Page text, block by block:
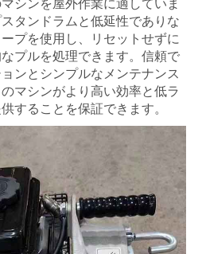
シンを屋外作業に適していま
タンドラムと低延性でありな
プを使用し、リセットせずに
プルを処理できます。信頼で
ンとシンプルなメンテナンス
マシンがより高い効率と低ラ
することを保証できます。